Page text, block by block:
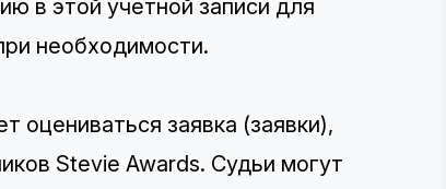
в этой учетной записи для
необходимости.
оцениваться заявка (заявки),
Stevie Awards. Судьи могут